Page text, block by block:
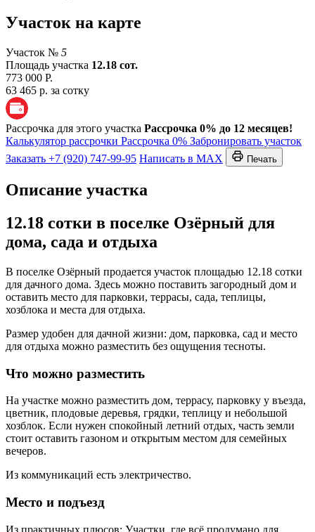
Участок на карте
Участок № 5
Площадь участка 12.18 сот.
773 000 Р.
63 465 р. за сотку
Рассрочка для этого участка Рассрочка 0% до 12 месяцев!
Калькулятор рассрочки Рассрочка 0% Забронировать участок
Заказать +7 (920) 747-99-95 Написать в MAX Печать
Описание участка
12.18 сотки в поселке Озёрный для
дома, сада и отдыха
В поселке Озёрный продается участок площадью 12.18 сотки
для дачного дома. Здесь можно поставить загородный дом и
оставить место для парковки, террасы, сада, теплицы,
хозблока и места для отдыха.
Размер удобен для дачной жизни: дом, парковка, сад и место
для отдыха можно разместить без ощущения тесноты.
Что можно разместить
На участке можно разместить дом, террасу, парковку у въезда,
цветник, плодовые деревья, грядки, теплицу и небольшой
хозблок. Если нужен спокойный летний отдых, часть земли
стоит оставить газоном и открытым местом для семейных
вечеров.
Из коммуникаций есть электричество.
Место и подъезд
Из практичных плюсов: Участки, где всё продумано для